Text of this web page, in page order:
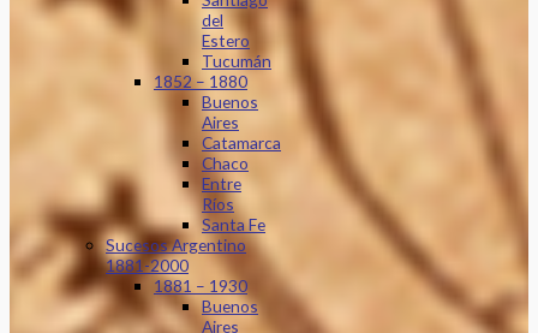
del
Estero
Tucumán
1852 – 1880
Buenos
Aires
Catamarca
Chaco
Entre
Ríos
Santa Fe
Sucesos Argentino
1881-2000
1881 – 1930
Buenos
Aires